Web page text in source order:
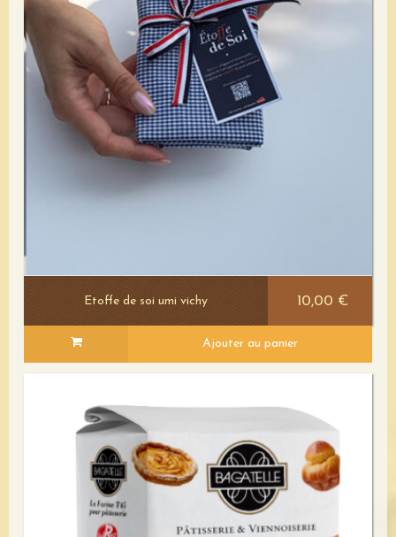
Voir le détail
Etoffe de soi umi vichy 10,00 €
Ajouter au panier